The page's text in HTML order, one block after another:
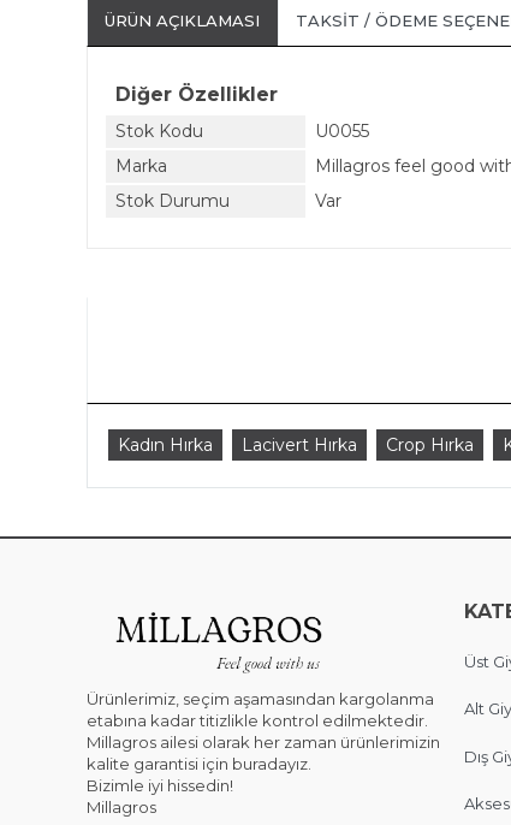
ÜRÜN AÇIKLAMASI TAKSIT / ÖDEME
Diğer Özellikler
Stok Kodu
U0055
Marka
Millagros feel good
Stok Durumu
Var
Kadın Hırka Lacivert Hırka Crop Hırka
Ürünlerimiz, seçim aşamasından kargolanma
etabına kadar titizlikle kontrol edilmektedir.
Millagros ailesi olarak her zaman ürünlerimizin
kalite garantisi için buradayız.
Bizimle iyi hissedin!
Millagros
Üst
Alt
Dış